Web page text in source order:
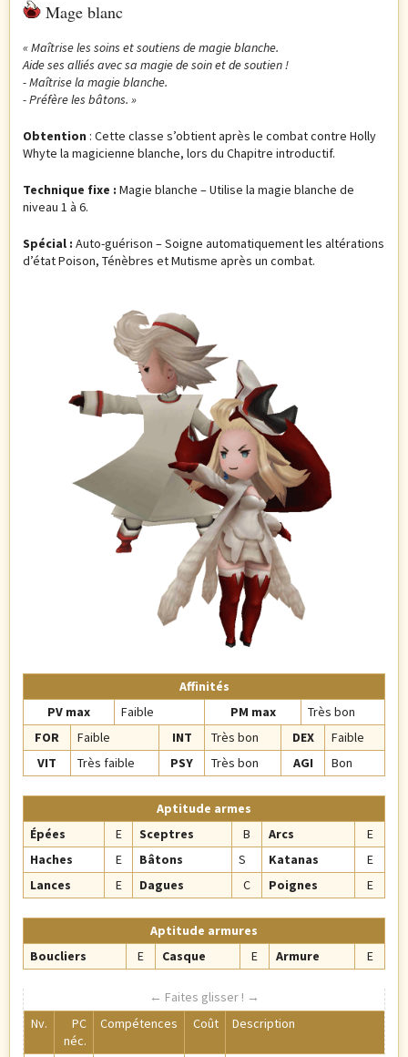
Mage blanc
« Maîtrise les soins et soutiens de magie blanche.
Aide ses alliés avec sa magie de soin et de soutien !
- Maîtrise la magie blanche.
- Préfère les bâtons. »
Obtention : Cette classe s’obtient après le combat contre Holly
Whyte la magicienne blanche, lors du Chapitre introductif.
Technique fixe : Magie blanche – Utilise la magie blanche de
niveau 1 à 6.
Spécial : Auto-guérison – Soigne automatiquement les altérations
d’état Poison, Ténèbres et Mutisme après un combat.
Affinités
PV max
Faible PM max
Très bon
FOR
Faible INT Très bon DEX
Faible
VIT
Très faible PSY Très bon AGI Bon
Aptitude armes
Épées
E Sceptres B Arcs
E
Haches
E Bâtons S Katanas
E
Lances
E Dagues C Poignes E
Aptitude armures
Boucliers
E Casque E Armure E
Nv.
PC
néc.
Compétences Coût Description